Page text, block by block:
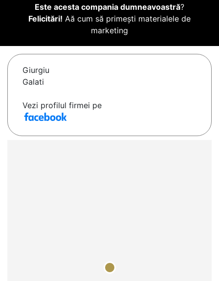
Este acesta compania dumneavoastră?
Felicitări! Aă cum să primești materialele de
marketing
Giurgiu
Galati
Vezi profilul firmei pe